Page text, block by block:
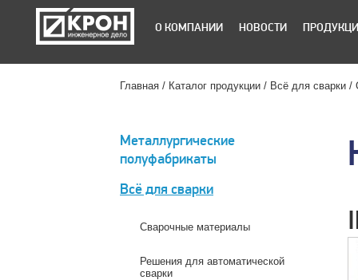
О КОМПАНИИ НОВОСТИ
Главная Каталог продукции Всё для сварки
Металлургические
полуфабрикаты
Всё для сварки
Сварочные материалы
Решения для автоматической
сварки